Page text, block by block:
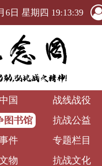
6日 星期四 19:13:40
国
战线战役
图书馆
抗战公益
件
专题栏目
物 抗战文化